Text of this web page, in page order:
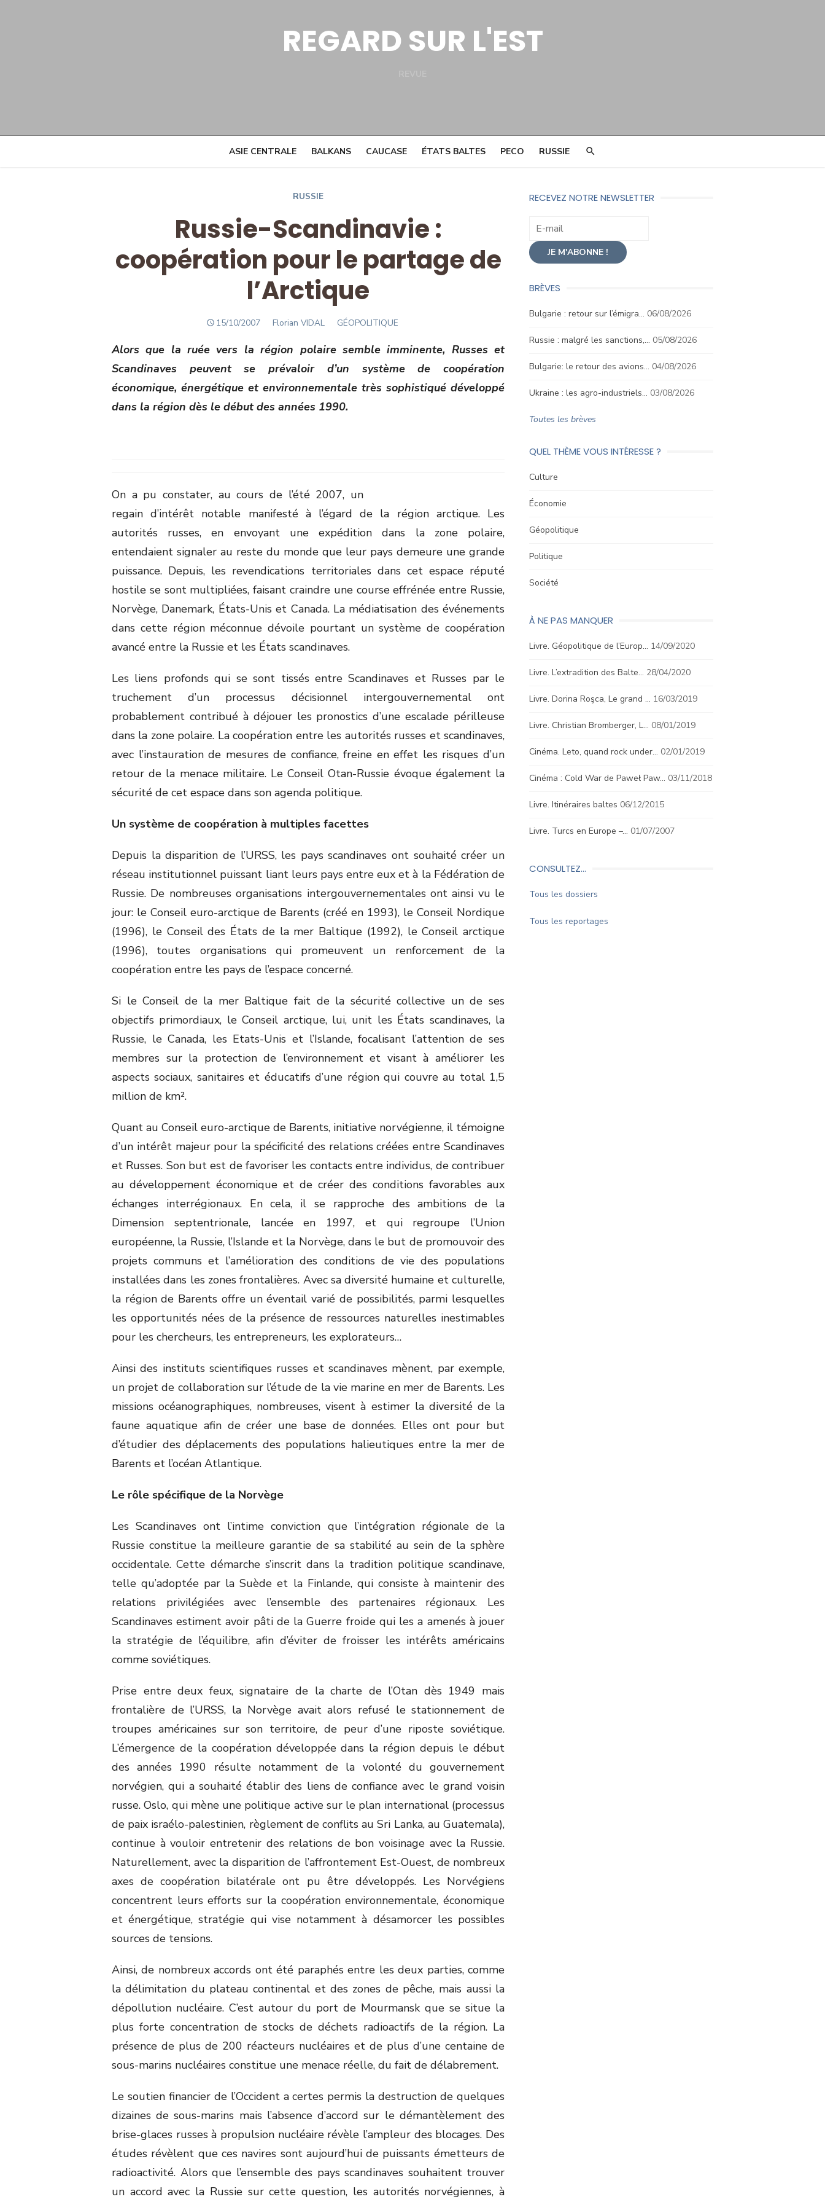
REGARD SUR L'EST
ASIE CENTRALE BALKANS CAUCASE ÉTATS BALTES PECO RUSSIE
RUSSIE
Russie-Scandinavie :
coopération pour le partage de
l’Arctique
POSTED
15/10/2007 Author
Florian VIDAL GÉOPOLITIQUE
Alors que la ruée vers la région polaire semble imminente, Russes et
Scandinaves peuvent se prévaloir d’un système de coopération
économique, énergétique et environnementale très sophistiqué développé
dans la région dès le début des années 1990.
On a pu constater, au cours de l’été 2007, un
regain d’intérêt notable manifesté à l’égard de la région arctique. Les
autorités russes, en envoyant une expédition dans la zone polaire,
entendaient signaler au reste du monde que leur pays demeure une grande
puissance. Depuis, les revendications territoriales dans cet espace réputé
hostile se sont multipliées, faisant craindre une course effrénée entre Russie,
Norvège, Danemark, États-Unis et Canada. La médiatisation des événements
dans cette région méconnue dévoile pourtant un système de coopération
avancé entre la Russie et les États scandinaves.
Les liens profonds qui se sont tissés entre Scandinaves et Russes par le
truchement d’un processus décisionnel intergouvernemental ont
probablement contribué à déjouer les pronostics d’une escalade périlleuse
dans la zone polaire. La coopération entre les autorités russes et scandinaves,
avec l’instauration de mesures de confiance, freine en effet les risques d’un
retour de la menace militaire. Le Conseil Otan-Russie évoque également la
sécurité de cet espace dans son agenda politique.
Un système de coopération à multiples facettes
Depuis la disparition de l’URSS, les pays scandinaves ont souhaité créer un
réseau institutionnel puissant liant leurs pays entre eux et à la Fédération de
Russie. De nombreuses organisations intergouvernementales ont ainsi vu le
jour: le Conseil euro-arctique de Barents (créé en 1993), le Conseil Nordique
(1996), le Conseil des États de la mer Baltique (1992), le Conseil arctique
(1996), toutes organisations qui promeuvent un renforcement de la
coopération entre les pays de l’espace concerné.
Si le Conseil de la mer Baltique fait de la sécurité collective un de ses
objectifs primordiaux, le Conseil arctique, lui, unit les États scandinaves, la
Russie, le Canada, les Etats-Unis et l’Islande, focalisant l’attention de ses
membres sur la protection de l’environnement et visant à améliorer les
aspects sociaux, sanitaires et éducatifs d’une région qui couvre au total 1,5
million de km².
Quant au Conseil euro-arctique de Barents, initiative norvégienne, il témoigne
d’un intérêt majeur pour la spécificité des relations créées entre Scandinaves
et Russes. Son but est de favoriser les contacts entre individus, de contribuer
au développement économique et de créer des conditions favorables aux
échanges interrégionaux. En cela, il se rapproche des ambitions de la
Dimension septentrionale, lancée en 1997, et qui regroupe l’Union
européenne, la Russie, l’Islande et la Norvège, dans le but de promouvoir des
projets communs et l’amélioration des conditions de vie des populations
installées dans les zones frontalières. Avec sa diversité humaine et culturelle,
la région de Barents offre un éventail varié de possibilités, parmi lesquelles
les opportunités nées de la présence de ressources naturelles inestimables
pour les chercheurs, les entrepreneurs, les explorateurs…
Ainsi des instituts scientifiques russes et scandinaves mènent, par exemple,
un projet de collaboration sur l’étude de la vie marine en mer de Barents. Les
missions océanographiques, nombreuses, visent à estimer la diversité de la
faune aquatique afin de créer une base de données. Elles ont pour but
d’étudier des déplacements des populations halieutiques entre la mer de
Barents et l’océan Atlantique.
Le rôle spécifique de la Norvège
Les Scandinaves ont l’intime conviction que l’intégration régionale de la
Russie constitue la meilleure garantie de sa stabilité au sein de la sphère
occidentale. Cette démarche s’inscrit dans la tradition politique scandinave,
telle qu’adoptée par la Suède et la Finlande, qui consiste à maintenir des
relations privilégiées avec l’ensemble des partenaires régionaux. Les
Scandinaves estiment avoir pâti de la Guerre froide qui les a amenés à jouer
la stratégie de l’équilibre, afin d’éviter de froisser les intérêts américains
comme soviétiques.
Prise entre deux feux, signataire de la charte de l’Otan dès 1949 mais
frontalière de l’URSS, la Norvège avait alors refusé le stationnement de
troupes américaines sur son territoire, de peur d’une riposte soviétique.
L’émergence de la coopération développée dans la région depuis le début
des années 1990 résulte notamment de la volonté du gouvernement
norvégien, qui a souhaité établir des liens de confiance avec le grand voisin
russe. Oslo, qui mène une politique active sur le plan international (processus
de paix israélo-palestinien, règlement de conflits au Sri Lanka, au Guatemala),
continue à vouloir entretenir des relations de bon voisinage avec la Russie.
Naturellement, avec la disparition de l’affrontement Est-Ouest, de nombreux
axes de coopération bilatérale ont pu être développés. Les Norvégiens
concentrent leurs efforts sur la coopération environnementale, économique
et énergétique, stratégie qui vise notamment à désamorcer les possibles
sources de tensions.
Ainsi, de nombreux accords ont été paraphés entre les deux parties, comme
la délimitation du plateau continental et des zones de pêche, mais aussi la
dépollution nucléaire. C’est autour du port de Mourmansk que se situe la
plus forte concentration de stocks de déchets radioactifs de la région. La
présence de plus de 200 réacteurs nucléaires et de plus d’une centaine de
sous-marins nucléaires constitue une menace réelle, du fait de délabrement.
Le soutien financier de l’Occident a certes permis la destruction de quelques
dizaines de sous-marins mais l’absence d’accord sur le démantèlement des
brise-glaces russes à propulsion nucléaire révèle l’ampleur des blocages. Des
études révèlent que ces navires sont aujourd’hui de puissants émetteurs de
radioactivité. Alors que l’ensemble des pays scandinaves souhaitent trouver
un accord avec la Russie sur cette question, les autorités norvégiennes, à
RECEVEZ NOTRE NEWSLETTER
BRÈVES
Bulgarie : retour sur l’émigra… 06/08/2026
Russie : malgré les sanctions,… 05/08/2026
Bulgarie: le retour des avions… 04/08/2026
Ukraine : les agro-industriels… 03/08/2026
Toutes les brèves
QUEL THÈME VOUS INTÉRESSE ?
Culture
Économie
Géopolitique
Politique
Société
À NE PAS MANQUER
Livre. Géopolitique de l’Europ… 14/09/2020
Livre. L’extradition des Balte… 28/04/2020
Livre. Dorina Roşca, Le grand … 16/03/2019
Livre. Christian Bromberger, L… 08/01/2019
Cinéma. Leto, quand rock under… 02/01/2019
Cinéma : Cold War de Paweł Paw… 03/11/2018
Livre. Itinéraires baltes 06/12/2015
Livre. Turcs en Europe –… 01/07/2007
CONSULTEZ…
Tous les dossiers
Tous les reportages